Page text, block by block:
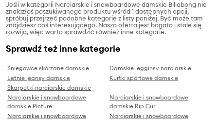
Jeśli w kategorii Narciarskie i snowboardowe damskie Billabong nie
znalazłaś poszukiwanego produktu wśród 1 dostępnych opcji,
spróbuj przejrzeć podobne kategorie z listy poniżej. Być może tam
znajdziesz coś interesującego. Nasza oferta jest bogata i stale się
rozwija, więc warto sprawdzić również inne kategorie.
Sprawdź też inne kategorie
Śniegowce skórzane damskie
Damskie legginsy narciarskie
Letnie jeansy damskie
Kurtki sportowe damskie
Skarpetki narciarskie damskie
Narciarskie i snowboardowe
damskie Picture
Narciarskie i snowboardowe
damskie Rip Curl
Narciarskie i snowboardowe
Narciarskie i snowboardowe